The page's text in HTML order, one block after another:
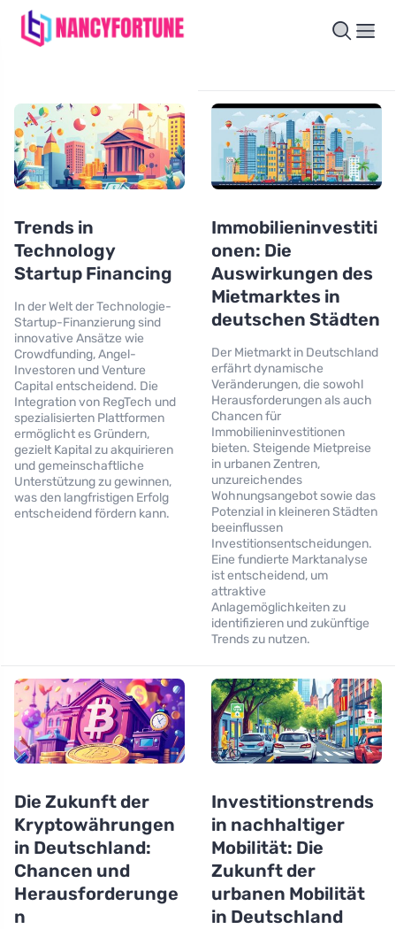
Trends in
Technology
Startup Financing
In der Welt der Technologie-
Startup-Finanzierung sind
innovative Ansätze wie
Crowdfunding, Angel-
Investoren und Venture
Capital entscheidend. Die
Integration von RegTech und
spezialisierten Plattformen
ermöglicht es Gründern,
gezielt Kapital zu akquirieren
und gemeinschaftliche
Unterstützung zu gewinnen,
was den langfristigen Erfolg
entscheidend fördern kann.
Immobilieninvestiti
onen: Die
Auswirkungen des
Mietmarktes in
deutschen Städten
Der Mietmarkt in Deutschland
erfährt dynamische
Veränderungen, die sowohl
Herausforderungen als auch
Chancen für
Immobilieninvestitionen
bieten. Steigende Mietpreise
in urbanen Zentren,
unzureichendes
Wohnungsangebot sowie das
Potenzial in kleineren Städten
beeinflussen
Investitionsentscheidungen.
Eine fundierte Marktanalyse
ist entscheidend, um
attraktive
Anlagemöglichkeiten zu
identifizieren und zukünftige
Trends zu nutzen.
Die Zukunft der
Kryptowährungen
in Deutschland:
Chancen und
Herausforderunge
n
Investitionstrends
in nachhaltiger
Mobilität: Die
Zukunft der
urbanen Mobilität
in Deutschland